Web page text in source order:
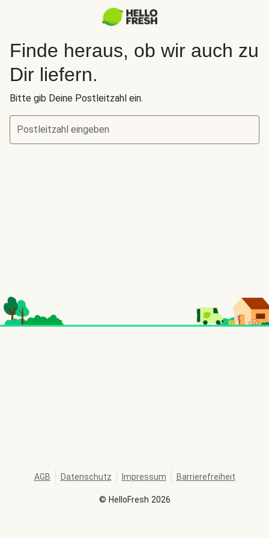
Finde heraus, ob wir auch zu
Dir liefern.
Bitte gib Deine Postleitzahl ein.
Postleitzahl eingeben
© HelloFresh 2026
AGB Datenschutz Impressum Barrierefreiheit